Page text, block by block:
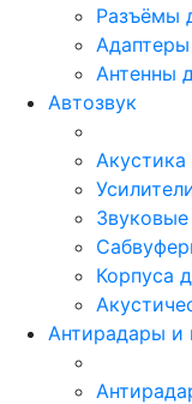
Разъёмы
Антенны
Автозвук
Акустика
Корпуса
Антирадары и